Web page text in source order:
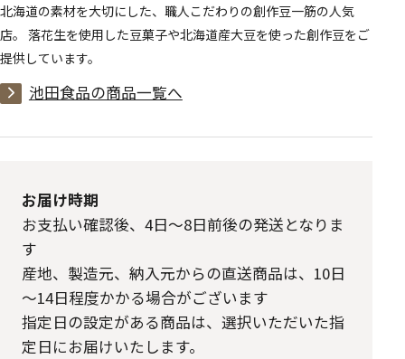
北海道の素材を大切にした、職人こだわりの創作豆一筋の人気
店。 落花生を使用した豆菓子や北海道産大豆を使った創作豆をご
提供しています。
池田食品の商品一覧へ
お届け時期
お支払い確認後、4日～8日前後の発送となりま
す
産地、製造元、納入元からの直送商品は、10日
～14日程度かかる場合がございます
指定日の設定がある商品は、選択いただいた指
定日にお届けいたします。